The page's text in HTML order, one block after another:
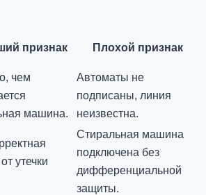
признак Плохой признак
чем
машина.
Автоматы не
подписаны, линия
неизвестна.
утечки
Стиральная машина
подключена без
дифференциальной
защиты.